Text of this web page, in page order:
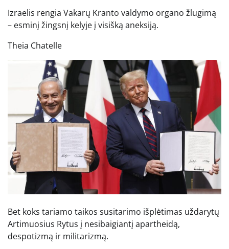
Izraelis rengia Vakarų Kranto valdymo organo žlugimą
– esminį žingsnį kelyje į visišką aneksiją.
Theia Chatelle
Bet koks tariamo taikos susitarimo išplėtimas uždarytų
Artimuosius Rytus į nesibaigiantį apartheidą,
despotizmą ir militarizmą.